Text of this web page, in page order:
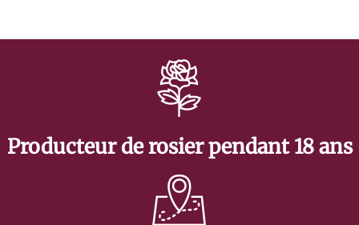
Producteur de rosier pendant 18 ans